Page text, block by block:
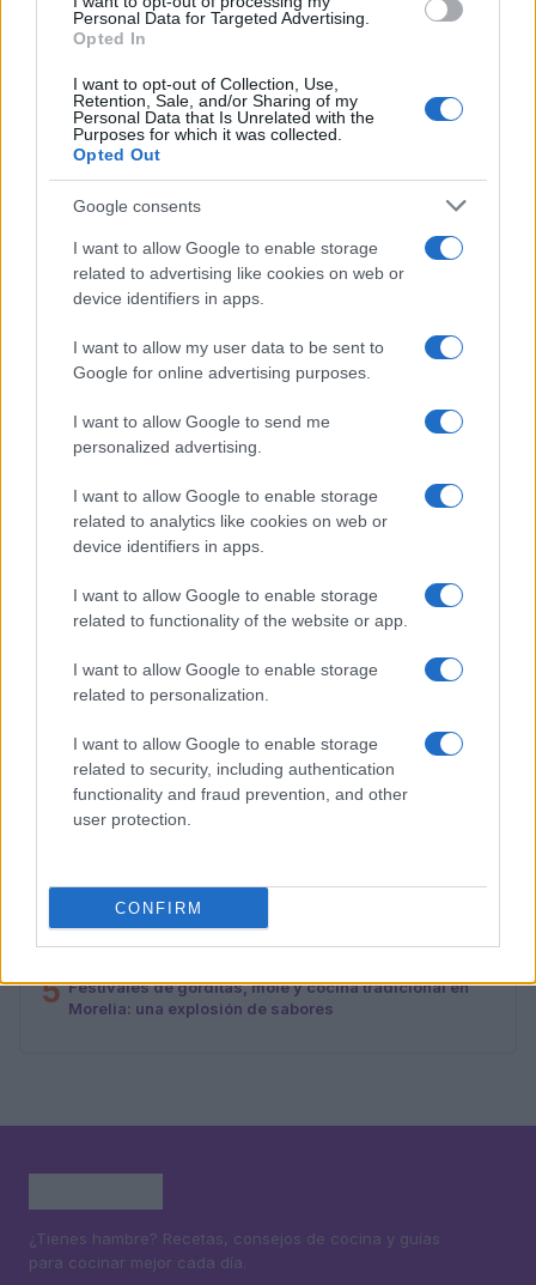
Personal Data for Targeted Advertising.
Opted In
I want to opt-out of Collection, Use,
Retention, Sale, and/or Sharing of my
Personal Data that Is Unrelated with the
Purposes for which it was collected.
Opted Out
Google consents
I want to allow Google to enable storage
related to advertising like cookies on web or
device identifiers in apps.
I want to allow my user data to be sent to
Google for online advertising purposes.
I want to allow Google to send me
personalized advertising.
I want to allow Google to enable storage
related to analytics like cookies on web or
device identifiers in apps.
I want to allow Google to enable storage
related to functionality of the website or app.
I want to allow Google to enable storage
related to personalization.
I want to allow Google to enable storage
related to security, including authentication
functionality and fraud prevention, and other
user protection.
CONFIRM
Morelia: una explosión de sabores
María Vázquez · 5 Ago 2026
Plan de comidas semanal con recetas rápidas y
económicas
tus reuniones veraniegas
La cantante española celebra un cumpleaños en
Buenos Aires con una cena especial
4
Ideas creativas de tapas para acompañar vermut y
5 Festivales de gorditas, mole y cocina tradicional en
Morelia: una explosión de sabores
¿Tienes hambre? Recetas, consejos de cocina y guías
para cocinar mejor cada día.